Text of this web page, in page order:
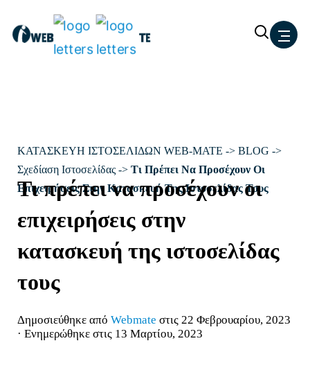
Μετάβαση
στο
ΚΑΤΑΣΚΕΥΗ ΙΣΤΟΣΕΛΙΔΩΝ WEB-MATE ->BLOG ->
Σχεδίαση Ιστοσελίδας ->Τι Πρέπει Να Προσέχουν Οι
Επιχειρήσεις Στην Κατασκευή Της Ιστοσελίδας Τους
Τι πρέπει να προσέχουν οι
επιχειρήσεις στην
κατασκευή της ιστοσελίδας
τους
Δημοσιεύθηκε απόWebmate στις 22 Φεβρουαρίου, 2023
· Ενημερώθηκε στις 13 Μαρτίου, 2023